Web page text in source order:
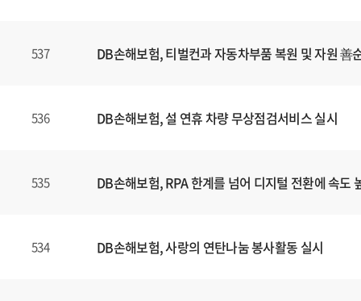
537 DB손해보험, 티벌컨과 자동차부품 복원 및 자원 善
536 DB손해보험, 설 연휴 차량 무상점검서비스 실시
535 DB손해보험, RPA 한계를 넘어 디지털 전환에 속도
534 DB손해보험, 사랑의 연탄나눔 봉사활동 실시